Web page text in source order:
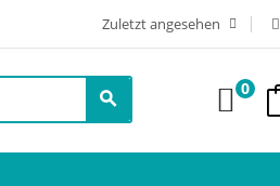
Zuletzt angesehen
0